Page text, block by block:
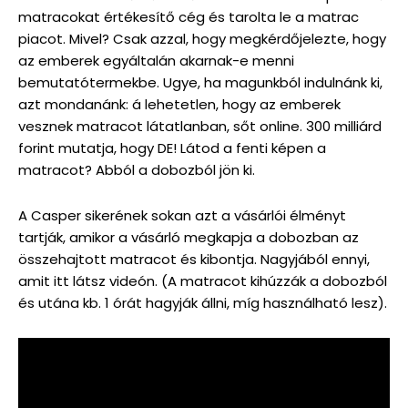
matracokat értékesítő cég és tarolta le a matrac
piacot. Mivel? Csak azzal, hogy megkérdőjelezte, hogy
az emberek egyáltalán akarnak-e menni
bemutatótermekbe. Ugye, ha magunkból indulnánk ki,
azt mondanánk: á lehetetlen, hogy az emberek
vesznek matracot látatlanban, sőt online. 300 milliárd
forint mutatja, hogy DE! Látod a fenti képen a
matracot? Abból a dobozból jön ki.
A Casper sikerének sokan azt a vásárlói élményt
tartják, amikor a vásárló megkapja a dobozban az
összehajtott matracot és kibontja. Nagyjából ennyi,
amit itt látsz videón. (A matracot kihúzzák a dobozból
és utána kb. 1 órát hagyják állni, míg használható lesz).